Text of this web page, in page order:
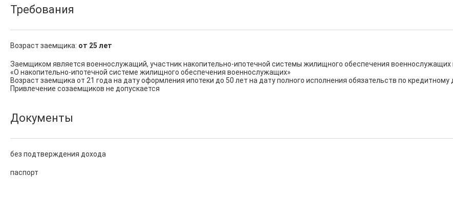
Требования
Возраст заемщика: от 25 лет
Заемщиком является военнослужащий, участник накопительно-ипотечной системы жилищного обеспечения
«О накопительно-ипотечной системе жилищного обеспечения военнослужащих»
Возраст заемщика от 21 года на дату оформления ипотеки до 50 лет на дату полного исполнения обязательств по кредитному
Привлечение созаемщиков не допускается
Документы
без подтверждения дохода
паспорт